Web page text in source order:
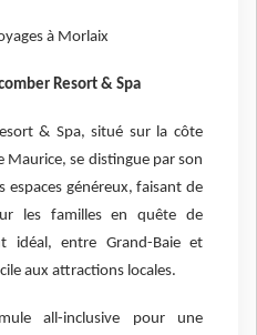
à Morlaix
Resort & Spa
& Spa, situé sur la côte
Maurice, se distingue par son
espaces généreux, faisant de
les familles en quête de
idéal, entre Grand-Baie et
aux attractions locales.
all-inclusive pour une